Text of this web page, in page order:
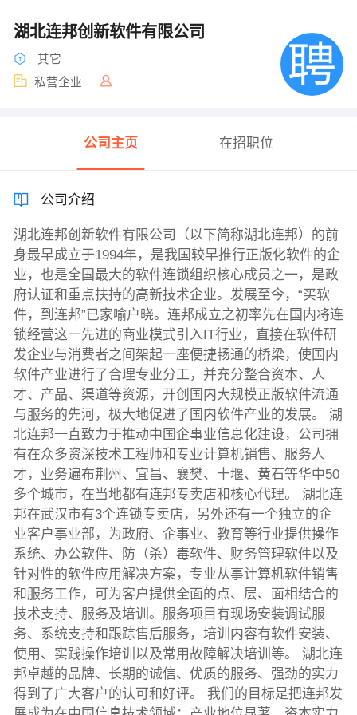
湖北连邦创新软件有限公司
其它
私营企业
公司主页 在招职位
公司介绍
湖北连邦创新软件有限公司（以下简称湖北连邦）的前
身最早成立于1994年，是我国较早推行正版化软件的企
业，也是全国最大的软件连锁组织核心成员之一，是政
府认证和重点扶持的高新技术企业。发展至今，“买软
件，到连邦”已家喻户晓。连邦成立之初率先在国内将连
锁经营这一先进的商业模式引入IT行业，直接在软件研
发企业与消费者之间架起一座便捷畅通的桥梁，使国内
软件产业进行了合理专业分工，并充分整合资本、人
才、产品、渠道等资源，开创国内大规模正版软件流通
与服务的先河，极大地促进了国内软件产业的发展。 湖
北连邦一直致力于推动中国企事业信息化建设，公司拥
有在众多资深技术工程师和专业计算机销售、服务人
才，业务遍布荆州、宜昌、襄樊、十堰、黄石等华中50
多个城市，在当地都有连邦专卖店和核心代理。 湖北连
邦在武汉市有3个连锁专卖店，另外还有一个独立的企
业客户事业部，为政府、企事业、教育等行业提供操作
系统、办公软件、防（杀）毒软件、财务管理软件以及
针对性的软件应用解决方案，专业从事计算机软件销售
和服务工作，可为客户提供全面的点、层、面相结合的
技术支持、服务及培训。服务项目有现场安装调试服
务、系统支持和跟踪售后服务，培训内容有软件安装、
使用、实践操作培训以及常用故障解决培训等。 湖北连
邦卓越的品牌、长期的诚信、优质的服务、强劲的实力
得到了广大客户的认可和好评。 我们的目标是把连邦发